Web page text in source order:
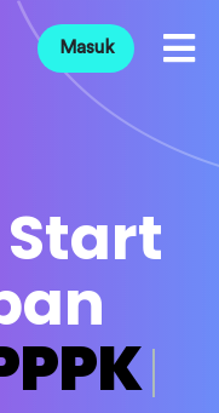
Masuk
&